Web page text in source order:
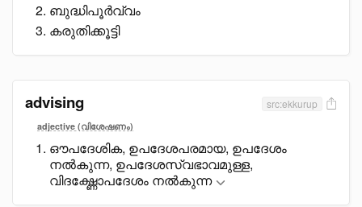
ബുദ്ധിപൂർവ്വം
കരുതിക്കൂട്ടി
advising src:ekkurup
adjective (വിശേഷണം)
ഔപദേശിക, ഉപദേശപരമായ, ഉപദേശം
നൽകുന്ന, ഉപദേശസ്വഭാവമുള്ള,
വിദഗ്ദ്ധോപദേശം നൽകുന്ന